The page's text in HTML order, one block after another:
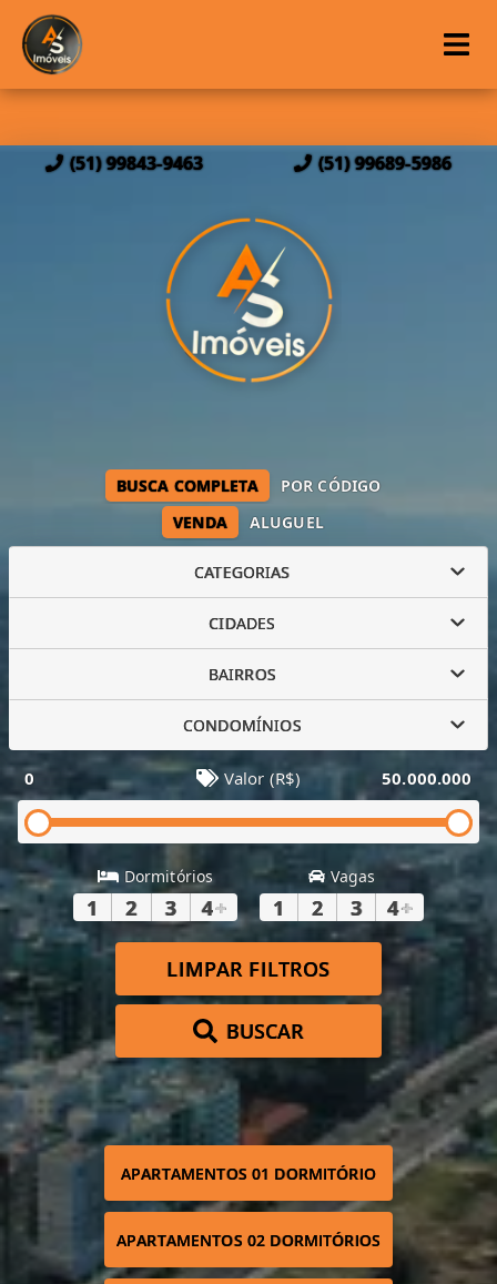
(51) 99843-9463 (51) 99689-5986
VENDA ALUGUEL
BUSCA COMPLETA POR CÓDIGO
CATEGORIAS
CIDADES
BAIRROS
CONDOMÍNIOS
0 Valor (R$) 50.000.000
Dormitórios
1 2 3 4+
Vagas
1 2 3 4+
LIMPAR FILTROS
BUSCAR
APARTAMENTOS 01 DORMITÓRIO
APARTAMENTOS 02 DORMITÓRIOS